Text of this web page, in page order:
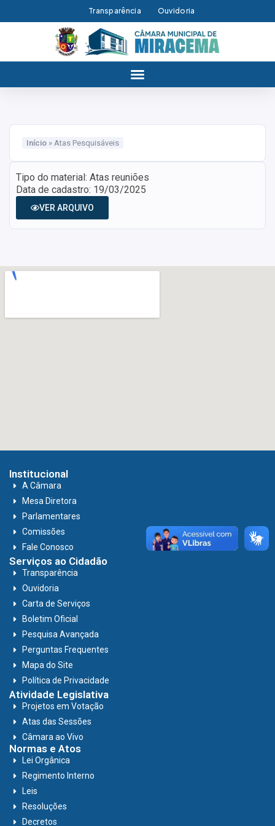
Transparência Ouvidoria
Início » Atas Pesquisáveis
Tipo do material: Atas reuniões
Data de cadastro: 19/03/2025
VER ARQUIVO
Institucional
A Câmara
Mesa Diretora
Parlamentares
Comissões
Fale Conosco
Serviços ao Cidadão
Transparência
Ouvidoria
Carta de Serviços
Boletim Oficial
Pesquisa Avançada
Perguntas Frequentes
Mapa do Site
Política de Privacidade
Atividade Legislativa
Projetos em Votação
Atas das Sessões
Câmara ao Vivo
Normas e Atos
Lei Orgânica
Regimento Interno
Leis
Resoluções
Decretos